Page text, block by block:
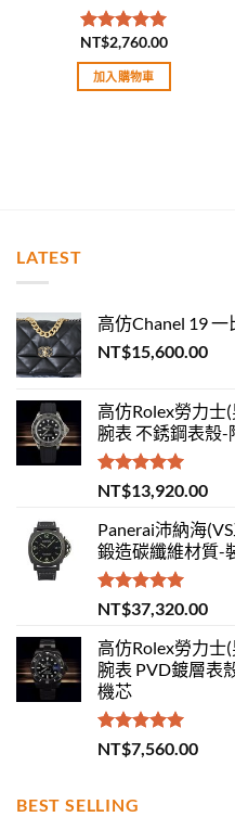
評分5.00
滿分 5
NT$2,760.00
加入購物車
LATEST
高仿Chanel 19
NT$15,600.00
高仿Rolex勞力士
腕表 不銹鋼表殼
評分5.00
滿分 5
NT$13,920.00
Panerai沛納海
鍛造碳纖維材質-
評分5.00
滿分 5
NT$37,320.00
高仿Rolex勞力士
腕表 PVD鍍層表
機芯
評分 5.00
滿分 5
NT$7,560.00
BEST SELLING